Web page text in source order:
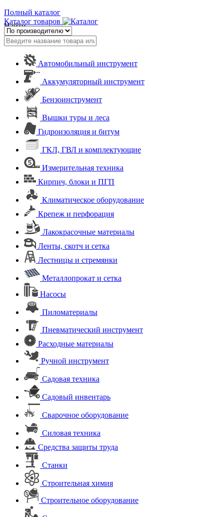
Полный каталог
Каталог товаров
Найти
Автомобильный инструмент
Аккумуляторный инструмент
Бензоинструмент
Вышки туры и леса
Гидроизоляция и битум
ГКЛ, ГВЛ и комплектующие
Измерительная техника
Кирпич, блоки и ПГП
Климатическое оборудование
Крепеж и перфорация
Лакокрасочные материалы
Ленты, скотч и сетка
Лестницы и стремянки
Металлопрокат и сетка
Насосы
Пиломатериалы
Пневматический инструмент
Расходные материалы
Ручной инструмент
Садовая техника
Садовый инвентарь
Сварочное оборудование
Силовая техника
Средства защиты труда
Станки
Строительная химия
Строительное оборудование